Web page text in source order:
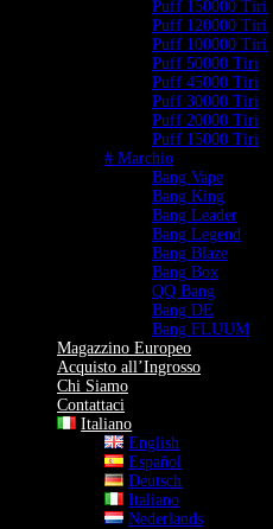
Puff 150000 Tiri
Puff 120000 Tiri
Puff 100000 Tiri
Puff 50000 Tiri
Puff 45000 Tiri
Puff 30000 Tiri
Puff 20000 Tiri
Puff 15000 Tiri
# Marchio
Bang Vape
Bang King
Bang Leader
Bang Legend
Bang Blaze
Bang Box
QQ Bang
Bang DE
Bang FLUUM
Magazzino Europeo
Acquisto all’Ingrosso
Chi Siamo
Contattaci
Italiano
English
Español
Deutsch
Italiano
Nederlands